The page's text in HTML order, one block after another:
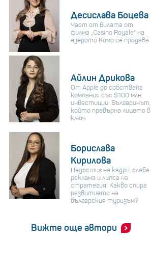
Десислава Боцева
Част от вилата от
филма „Casino Royale“ на
езерото Комо се продава
Айлин Дрикова
От Apple до собствена
компания със $100 млн.
инвестиции: Българинът,
който превърна лицето в
ключ
Борислава
Кирилова
Недостиг на кадри, слаба
реклама и липса на
стратегия: Какво спира
развитието на
българския туризъм?
Вижте още автори